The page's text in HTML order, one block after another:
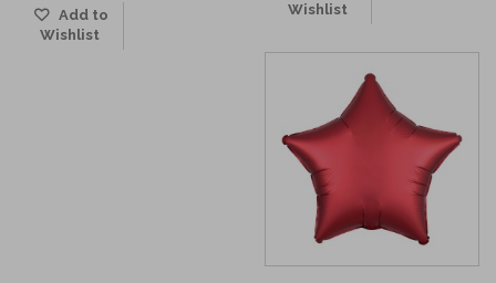
Add to
Wishlist
Wishlist